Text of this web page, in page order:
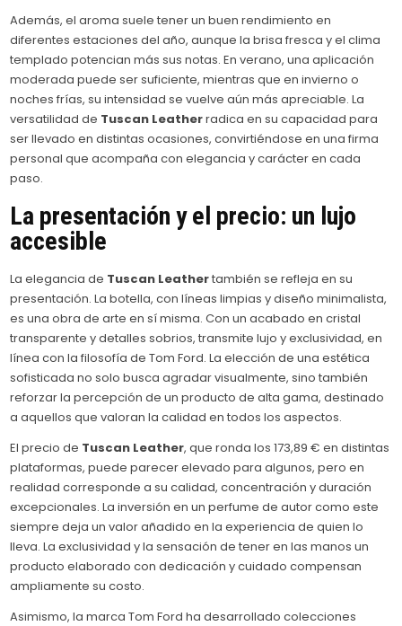
Además, el aroma suele tener un buen rendimiento en
diferentes estaciones del año, aunque la brisa fresca y el clima
templado potencian más sus notas. En verano, una aplicación
moderada puede ser suficiente, mientras que en invierno o
noches frías, su intensidad se vuelve aún más apreciable. La
versatilidad de Tuscan Leatherradica en su capacidad para
ser llevado en distintas ocasiones, convirtiéndose en una firma
personal que acompaña con elegancia y carácter en cada
paso.
La presentación y el precio: un lujo
accesible
La elegancia de Tuscan Leathertambién se refleja en su
presentación. La botella, con líneas limpias y diseño minimalista,
es una obra de arte en sí misma. Con un acabado en cristal
transparente y detalles sobrios, transmite lujo y exclusividad, en
línea con la filosofía de Tom Ford. La elección de una estética
sofisticada no solo busca agradar visualmente, sino también
reforzar la percepción de un producto de alta gama, destinado
a aquellos que valoran la calidad en todos los aspectos.
El precio de Tuscan Leather, que ronda los 173,89 € en distintas
plataformas, puede parecer elevado para algunos, pero en
realidad corresponde a su calidad, concentración y duración
excepcionales. La inversión en un perfume de autor como este
siempre deja un valor añadido en la experiencia de quien lo
lleva. La exclusividad y la sensación de tener en las manos un
producto elaborado con dedicación y cuidado compensan
ampliamente su costo.
Asimismo, la marca Tom Ford ha desarrollado colecciones